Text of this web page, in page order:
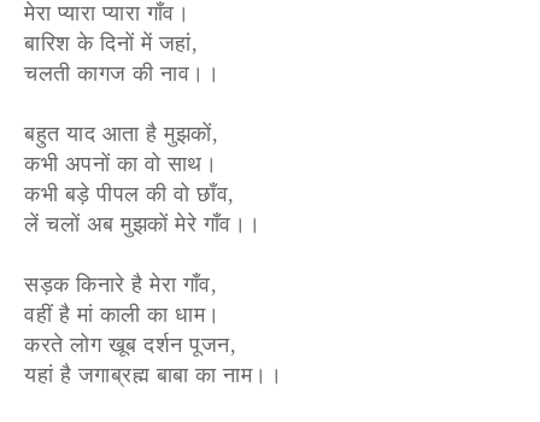
मेरा प्यारा प्यारा गाँव।
बारिश के दिनों में जहां,
चलती कागज की नाव।।
बहुत याद आता है मुझकों,
कभी अपनों का वो साथ।
कभी बड़े पीपल की वो छाँव,
लें चलों अब मुझकों मेरे गाँव।।
सड़क किनारे है मेरा गाँव,
वहीं है मां काली का धाम।
करते लोग खूब दर्शन पूजन,
यहां है जगाब्रह्म बाबा का नाम।।